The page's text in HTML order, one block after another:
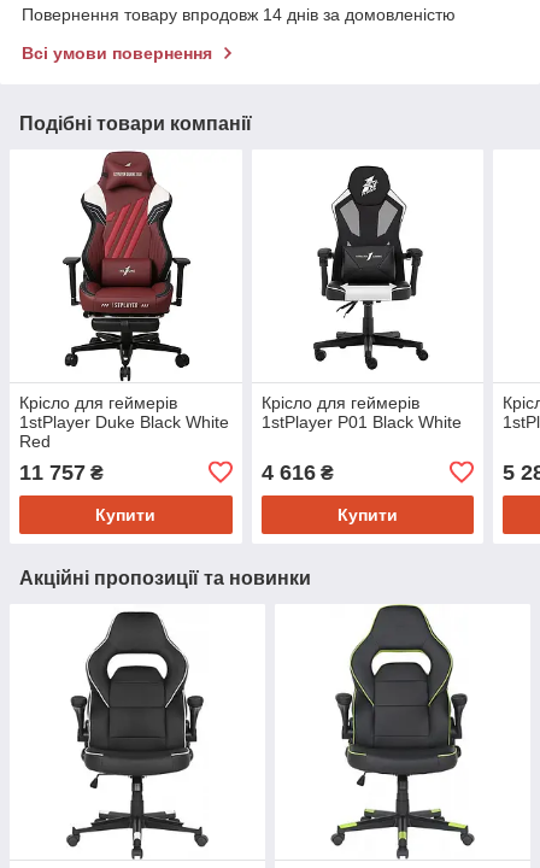
Повернення товару впродовж 14 днів за домовленістю
Всі умови повернення
Подібні товари компанії
Крісло для геймерів
1stPlayer Duke Black White
Red
11 757 ₴
Купити
Крісло для геймерів
1stPlayer P01 Black White
4 616₴
Купити
5
Акційні пропозиції та новинки